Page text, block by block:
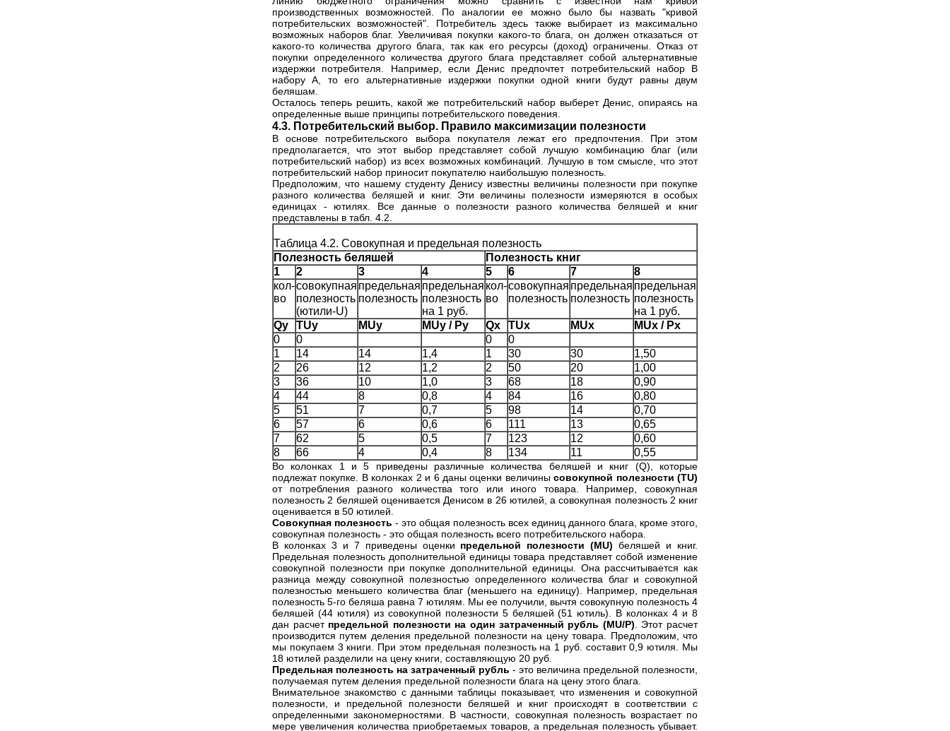
производственных возможностей. По аналогии ее можно было бы назвать "кривой
потребительских возможностей". Потребитель здесь также выбирает из максимально
возможных наборов благ. Увеличивая покупки какого-то блага, он должен отказаться от
какого-то количества другого блага, так как его ресурсы (доход) ограничены. Отказ от
покупки определенного количества другого блага представляет собой альтернативные
издержки потребителя. Например, если Денис предпочтет потребительский набор В
набору А, то его альтернативные издержки покупки одной книги будут равны двум
беляшам.
Осталось теперь решить, какой же потребительский набор выберет Денис, опираясь на
определенные выше принципы потребительского поведения.
4.3. Потребительский выбор. Правило максимизации полезности
В основе потребительского выбора покупателя лежат его предпочтения. При этом
предполагается, что этот выбор представляет собой лучшую комбинацию благ (или
потребительский набор) из всех возможных комбинаций. Лучшую в том смысле, что этот
потребительский набор приносит покупателю наибольшую полезность.
Предположим, что нашему студенту Денису известны величины полезности при покупке
разного количества беляшей и книг. Эти величины полезности измеряются в особых
единицах - ютилях. Все данные о полезности разного количества беляшей и книг
представлены в табл. 4.2.
Таблица 4.2. Совокупная и предельная полезность
Полезность беляшей
Полезность книг
1
2 3 4 5 6 7
8
кол-
во
совокупная
полезность
(ютили-U)
предельная
полезность
предельная
полезность
на 1 руб.
кол-
во
совокупная
полезность
предельная
полезность
предельная
полезность
на 1 руб.
Qy
TUy MUy MUy / Py Qx TUx MUx
MUx / Px
0
0 0
0
1
14 14 1,4 1 30 30
1,50
2
26 12 1,2 2 50 20
1,00
3
36 10 1,0 3 68 18
0,90
4
44 8 0,8 4 84 16
0,80
5
51 7 0,7 5 98 14
0,70
6
57 6 0,6 6 111 13
0,65
7
62 5 0,5 7 123 12
0,60
8
66 4 0,4 8 134 11 0,55
Во колонках 1 и 5 приведены различные количества беляшей и книг (Q), которые
подлежат покупке. В колонках 2 и 6 даны оценки величинысовокупной полезности (TU)
от потребления разного количества того или иного товара. Например, совокупная
полезность 2 беляшей оценивается Денисом в 26 ютилей, а совокупная полезность 2 книг
оценивается в 50 ютилей.
Совокупная полезность - это общая полезность всех единиц данного блага, кроме этого,
совокупная полезность - это общая полезность всего потребительского набора.
В колонках 3 и 7 приведены оценки предельной полезности (MU) беляшей и книг.
Предельная полезность дополнительной единицы товара представляет собой изменение
совокупной полезности при покупке дополнительной единицы. Она рассчитывается как
разница между совокупной полезностью определенного количества благ и совокупной
полезностью меньшего количества благ (меньшего на единицу). Например, предельная
полезность 5-го беляша равна 7 ютилям. Мы ее получили, вычтя совокупную полезность 4
беляшей (44 ютиля) из совокупной полезности 5 беляшей (51 ютиль). В колонках 4 и 8
дан расчет предельной полезности на один затраченный рубль (MU/P) . Этот расчет
производится путем деления предельной полезности на цену товара. Предположим, что
мы покупаем 3 книги. При этом предельная полезность на 1 руб. составит 0,9 ютиля. Мы
18 ютилей разделили на цену книги, составляющую 20 руб.
Предельная полезность на затраченный рубль - это величина предельной полезности,
получаемая путем деления предельной полезности блага на цену этого блага.
Внимательное знакомство с данными таблицы показывает, что изменения и совокупной
полезности, и предельной полезности беляшей и книг происходят в соответствии с
определенными закономерностями. В частности, совокупная полезность возрастает по
мере увеличения количества приобретаемых товаров, а предельная полезность убывает.